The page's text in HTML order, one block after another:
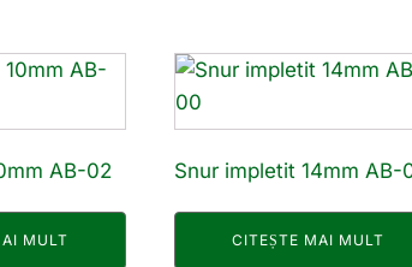
AB-02
MULT
Snur impletit 14mm AB-
CITEȘTE MAI MULT